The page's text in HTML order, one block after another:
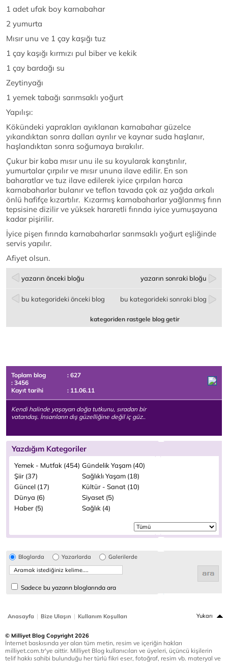
1 adet ufak boy karnabahar
2 yumurta
Mısır unu ve 1 çay kaşığı tuz
1 çay kaşığı kırmızı pul biber ve kekik
1 çay bardağı su
Zeytinyağı
1 yemek tabağı sarımsaklı yoğurt
Yapılışı:
Kökündeki yaprakları ayıklanan karnabahar güzelce
yıkandıktan sonra dalları ayrılır ve kaynar suda haşlanır,
haşlandıktan sonra soğumaya bırakılır.
Çukur bir kaba mısır unu ile su koyularak karıştırılır,
yumurtalar çırpılır ve mısır ununa ilave edilir. En son
baharatlar ve tuz ilave edilerek iyice çırpılan harca
karnabaharlar bulanır ve teflon tavada çok az yağda arkalı
önlü hafifçe kızartılır. Kızarmış karnabaharlar yağlanmış fırın
tepsisine dizilir ve yüksek hararetli fırında iyice yumuşayana
kadar pişirilir.
İyice pişen fırında karnabaharlar sarımsaklı yoğurt eşliğinde
servis yapılır.
Afiyet olsun.
yazarın önceki bloğu yazarın sonraki bloğu
bu kategorideki önceki blog bu kategorideki sonraki blog
kategoriden rastgele blog getir
Toplam blog
: 627
: 3456
Kayıt tarihi
: 11.06.11
Kendi halinde yaşayan doğa tutkunu, sıradan bir
vatandaş. İnsanların dış güzelliğine değil iç güz..
Yazdığım Kategoriler
Yemek - Mutfak (454) Gündelik Yaşam (40)
Şiir (37)
Sağlıklı Yaşam (18)
Güncel (17)
Kültür - Sanat (10)
Dünya (6)
Siyaset (5)
Haber (5)
Sağlık (4)
Bloglarda Yazarlarda Galerilerde
Sadece bu yazarın bloglarında ara
Anasayfa | Bize Ulaşın | Kullanım Koşulları Yukarı
© Milliyet Blog Copyright 2026
İnternet baskısında yer alan tüm metin, resim ve içeriğin hakları
milliyet.com.tr'ye aittir. Milliyet Blog kullanıcıları ve üyeleri, üçüncü kişilerin
telif hakkı sahibi bulunduğu her türlü fikri eser, fotoğraf, resim vb. materyal ve